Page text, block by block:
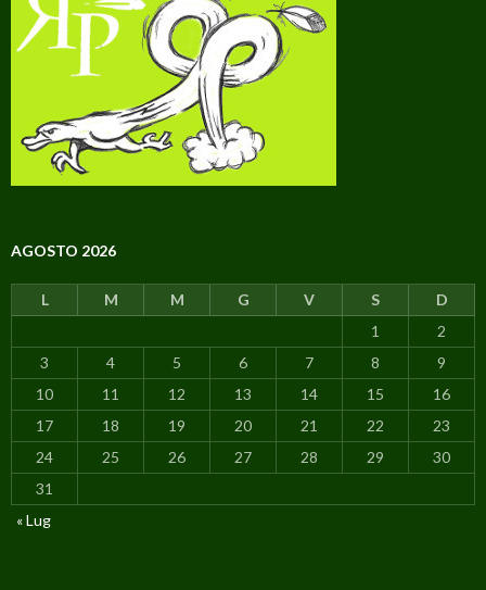
AGOSTO 2026
L M M G V S
D
1
2
3
4 5 6 7 8
9
10
11 12 13 14 15
16
17
18 19 20 21 22
23
24
25 26 27 28 29
30
31
« Lug